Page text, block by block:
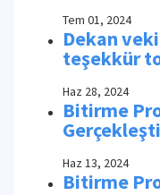
Tem 01, 2024
Dekan
teşekkür
Haz 28, 2024
Bitirme
Haz 13, 2024
Bitirme